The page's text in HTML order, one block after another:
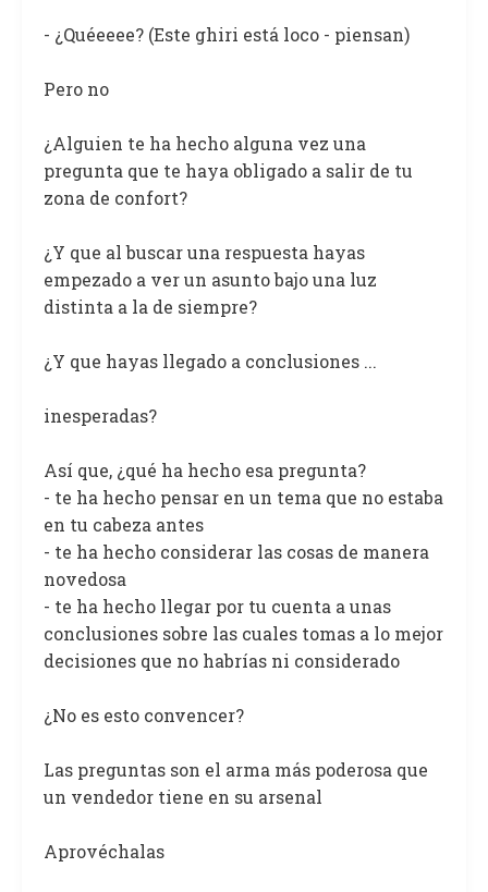
- ¿Quéeeee? (Este ghiri está loco - piensan)
Pero no
¿Alguien te ha hecho alguna vez una
pregunta que te haya obligado a salir de tu
zona de confort?
¿Y que al buscar una respuesta hayas
empezado a ver un asunto bajo una luz
distinta a la de siempre?
¿Y que hayas llegado a conclusiones ...
inesperadas?
Así que, ¿qué ha hecho esa pregunta?
- te ha hecho pensar en un tema que no estaba
en tu cabeza antes
- te ha hecho considerar las cosas de manera
novedosa
- te ha hecho llegar por tu cuenta a unas
conclusiones sobre las cuales tomas a lo mejor
decisiones que no habrías ni considerado
¿No es esto convencer?
Las preguntas son el arma más poderosa que
un vendedor tiene en su arsenal
Aprovéchalas